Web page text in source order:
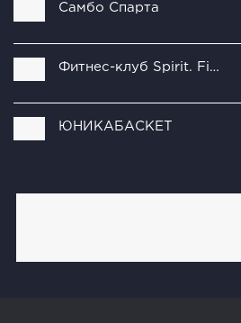
Самбо Спарта
Фитнес-клуб Spirit. Fitness
ЮНИКАБАСКЕТ